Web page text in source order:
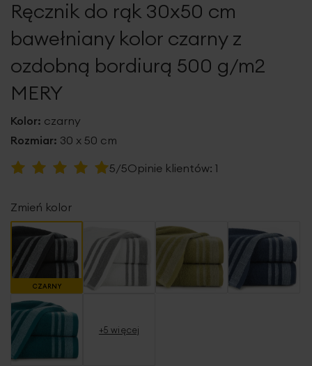
galeriiRęcznik do rąk 30x50 cm
bawełniany kolor czarny z
ozdobną bordiurą 500 g/m2
MERY
Kolor: czarny
Rozmiar: 30 x 50 cm
Ocena:
5/5Opinie klientów: 1
Zmień kolor
CZARNY
+5 więcej